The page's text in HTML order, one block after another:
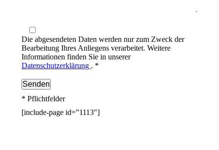
Die abgesendeten Daten werden nur zum Zweck der
Bearbeitung Ihres Anliegens verarbeitet. Weitere
Informationen finden Sie in unserer
Datenschutzerklärung . *
* Pflichtfelder
[include-page id=”1113″]